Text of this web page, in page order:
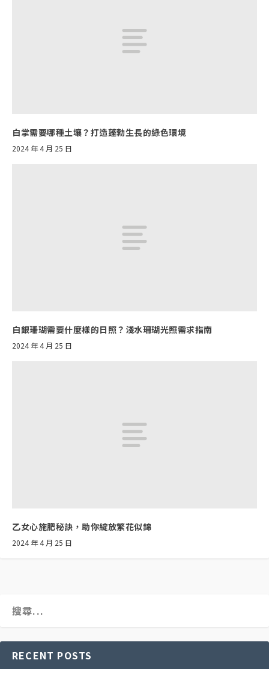
白掌需要哪種土壤？打造蓬勃生長的綠色環境
2024 年 4 月 25 日
白銀珊瑚需要什麼樣的日照？淺水珊瑚光照需求指南
2024 年 4 月 25 日
乙女心施肥秘訣，助你綻放繁花似錦
2024 年 4 月 25 日
RECENT POSTS